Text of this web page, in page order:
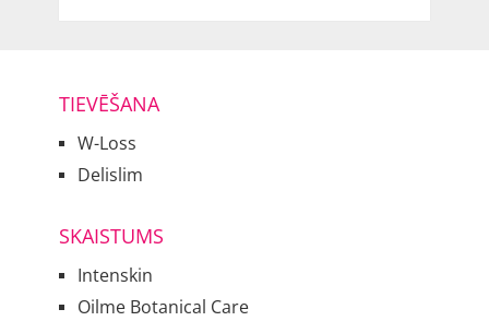
TIEVĒŠANA
W-Loss
Delislim
SKAISTUMS
Intenskin
Oilme Botanical Care